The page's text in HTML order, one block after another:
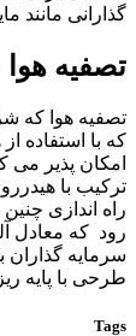
گذارانی مانند
تصفیه
تصفیه هوا که
که با استفاده
امکان پذیر می
ترکیب با
راه اندازی
سرمایه
طرحی با پایه
Tags